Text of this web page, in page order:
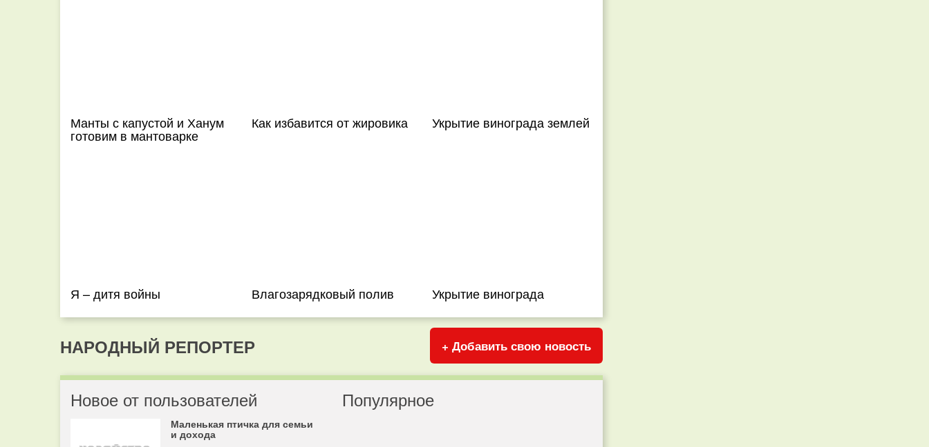
Манты с капустой и Ханум
готовим в мантоварке
Как избавится от жировика Укрытие винограда землей
Я – дитя войны Влагозарядковый полив Укрытие винограда
НАРОДНЫЙ РЕПОРТЕР + Добавить свою новость
Новое от пользователей
Маленькая птичка для семьи
и дохода
Популярное